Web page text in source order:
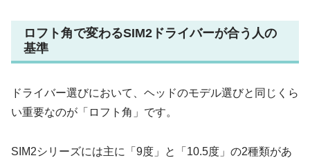
ロフト角で変わるSIM2ドライバーが合う人の
基準
ドライバー選びにおいて、ヘッドのモデル選びと同じくら
い重要なのが「ロフト角」です。
SIM2シリーズには主に「9度」と「10.5度」の2種類があ